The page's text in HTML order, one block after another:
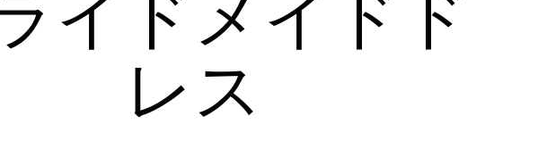
イドメイドド
レス